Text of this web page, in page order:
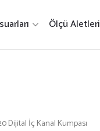
Ölçü Aletleri
Dijital İç Kanal Kumpası